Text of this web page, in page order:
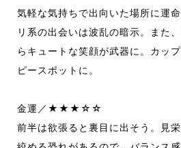
気軽な気持ちで出向いた場所に運
リ系の出会いは波乱の暗示。また
らキュートな笑顔が武器に。カッ
ピースポットに。
金運／★★★☆☆
前半は欲張ると裏目に出そう。見